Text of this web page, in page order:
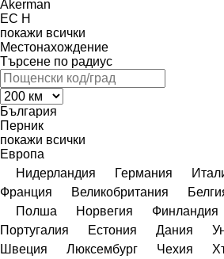
Åkerman
EC H
покажи всички
Местонахождение
Търсене по радиус
България
Перник
покажи всички
Европа
Нидерландия
Германия
Франция
Великобритания
Полша
Норвегия Финландия
Португалия
Естония Дания
Швеция
Люксембург Чехия